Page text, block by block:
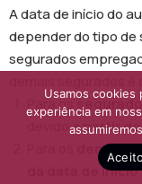
A data de início do
depender do tipo de
segurados
Para os
devidoa partir do
demais
da data de
Usamos cookies
experiência em